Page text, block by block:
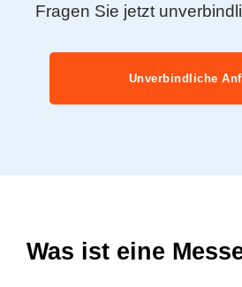
Fragen Sie jetzt
Unverbindliche
Was ist eine